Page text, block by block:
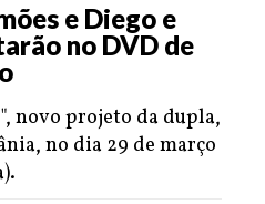
e Diego e
no DVD de
novo projeto da dupla,
no dia 29 de março